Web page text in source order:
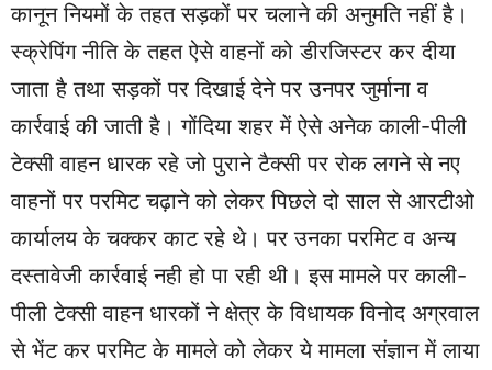
कानून नियमों के तहत सड़कों पर चलाने की अनुमति नहीं है।
स्क्रेपिंग नीति के तहत ऐसे वाहनों को डीरजिस्टर कर दीया
जाता है तथा सड़कों पर दिखाई देने पर उनपर जुर्माना व
कार्रवाई की जाती है। गोंदिया शहर में ऐसे अनेक काली-पीली
टेक्सी वाहन धारक रहे जो पुराने टैक्सी पर रोक लगने से नए
वाहनों पर परमिट चढ़ाने को लेकर पिछले दो साल से आरटीओ
कार्यालय के चक्कर काट रहे थे। पर उनका परमिट व अन्य
दस्तावेजी कार्रवाई नही हो पा रही थी। इस मामले पर काली-
पीली टेक्सी वाहन धारकों ने क्षेत्र के विधायक विनोद अग्रवाल
से भेंट कर परमिट के मामले को लेकर ये मामला संज्ञान में लाया